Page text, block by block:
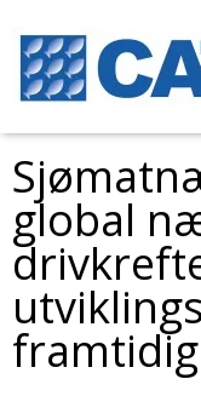
global